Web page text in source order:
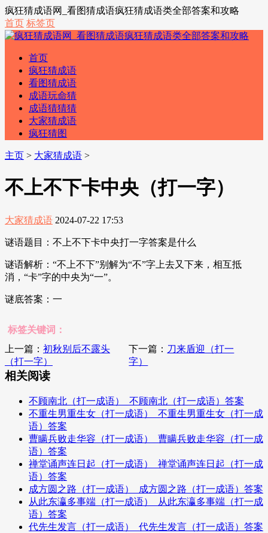
疯狂猜成语网_看图猜成语疯狂猜成语类全部答案和攻略
首页 标签页
首页
疯狂猜成语
看图猜成语
成语玩命猜
成语猜猜猜
大家猜成语
疯狂猜图
主页 > 大家猜成语 >
不上不下卡中央（打一字）
大家猜成语 2024-07-22 17:53
谜语题目：不上不下卡中央打一字答案是什么
谜语解析：“不上不下”别解为“不”字上去又下来，相互抵
消，“卡”字的中央为“一”。
谜底答案：一
标签关键词：
上一篇： 初秋别后不露头
（打一字）
下一篇： 刀来盾迎（打一
字）
相关阅读
不顾南北（打一成语）_不顾南北（打一成语）答案
不重生男重生女（打一成语）_不重生男重生女（打一成
语）答案
曹瞒兵败走华容（打一成语）_曹瞒兵败走华容（打一成
语）答案
禅堂诵声连日起（打一成语）_禅堂诵声连日起（打一成
语）答案
成方圆之路（打一成语）_成方圆之路（打一成语）答案
从此东瀛多事端（打一成语）_从此东瀛多事端（打一成
语）答案
代先生发言（打一成语）_代先生发言（打一成语）答案